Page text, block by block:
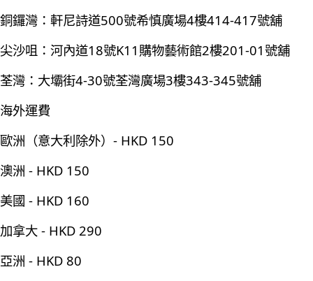
銅鑼灣：軒尼詩道500號希慎廣場4樓414-417號舖
尖沙咀：河內道18號K11購物藝術館2樓201-01號舖
荃灣：大壩街4-30號荃灣廣場3樓343-345號舖
海外運費
歐洲（意大利除外）- HKD 150
澳洲 - HKD 150
美國 - HKD 160
加拿大 - HKD 290
亞洲 - HKD 80